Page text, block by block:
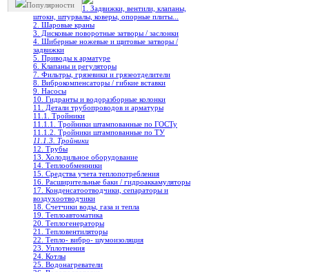
Популярности
1. Задвижки, вентили, клапаны,
штоки, штурвалы, коверы, опорные плиты...
2. Шаровые краны
3. Дисковые поворотные затворы / заслонки
4. Шиберные ножевые и щитовые затворы /
задвижки
5. Приводы к арматуре
6. Клапаны и регуляторы
7. Фильтры, грязевики и грязеотделители
8. Виброкомпенсаторы / гибкие вставки
9. Насосы
10. Гидранты и водоразборные колонки
11. Детали трубопроводов и арматуры
11.1. Тройники
11.1.1. Тройники штампованные по ГОСТу
11.1.2. Тройники штампованные по ТУ
11.1.3. Тройники
12. Трубы
13. Холодильное oборудование
14. Теплообменники
15. Средства учета теплопотребления
16. Расширительные баки / гидроаккамуляторы
17. Конденсатоотводчики, сепараторы и
воздухоотводчики
18. Счетчики воды, газа и тепла
19. Теплоавтоматика
20. Теплогенераторы
21. Тепловентиляторы
22. Тепло- вибро- шумоизоляция
23. Уплотнения
24. Котлы
25. Водонагреватели